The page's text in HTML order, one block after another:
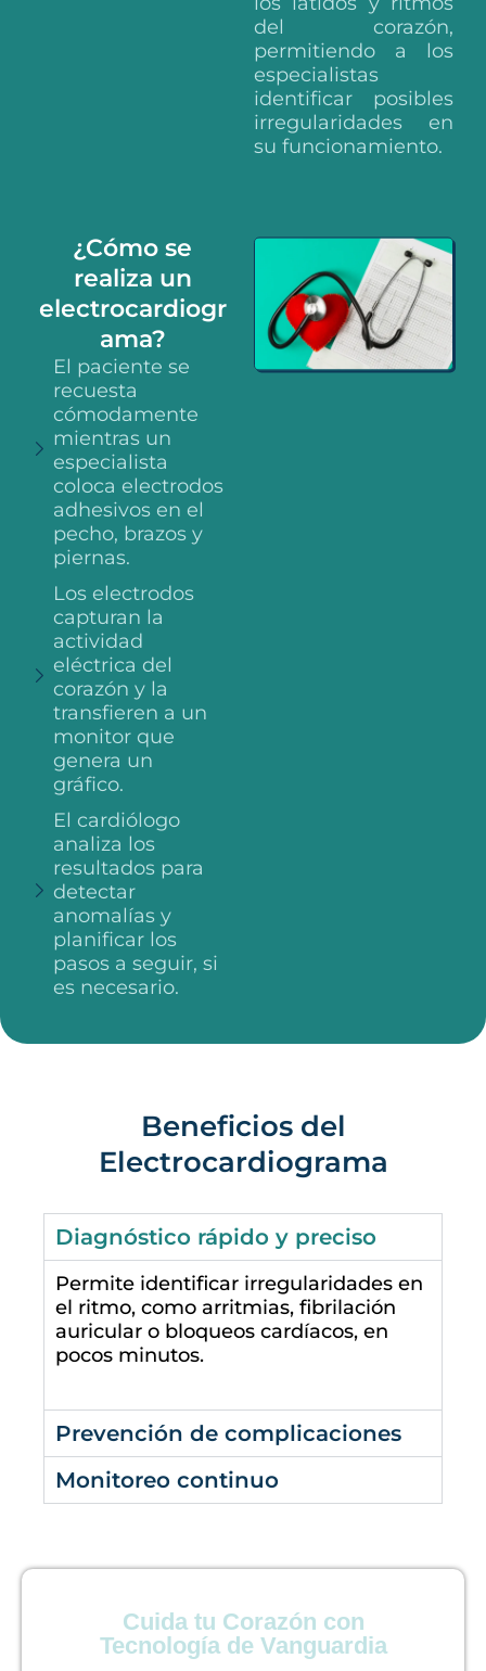
del corazón,
permitiendo a los
especialistas
identificar posibles
irregularidades en
su funcionamiento.
¿Cómo se
realiza un
electrocardiogr
ama?
El paciente se
recuesta
cómodamente
mientras un
especialista
coloca electrodos
adhesivos en el
pecho, brazos y
piernas.
Los electrodos
capturan la
actividad
eléctrica del
corazón y la
transfieren a un
monitor que
genera un
gráfico.
El cardiólogo
analiza los
resultados para
detectar
anomalías y
planificar los
pasos a seguir, si
es necesario.
Beneficios del
Electrocardiograma
Diagnóstico rápido y preciso
Permite identificar irregularidades en
el ritmo, como arritmias, fibrilación
auricular o bloqueos cardíacos, en
pocos minutos.
Prevención de complicaciones
Monitoreo continuo
Cuida tu Corazón con
Tecnología de Vanguardia